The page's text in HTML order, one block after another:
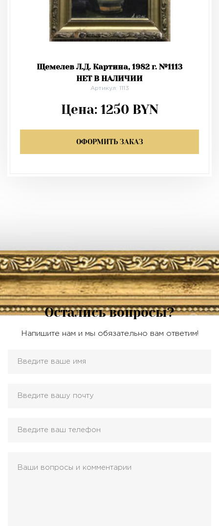
Щемелев Л.Д. Картина, 1982 г. №1113
НЕТ В НАЛИЧИИ
Артикул: 1113
Цена: 1250BYN
ОФОРМИТЬ ЗАКАЗ
Остались вопросы?
Напишите нам и мы обязательно вам ответим!